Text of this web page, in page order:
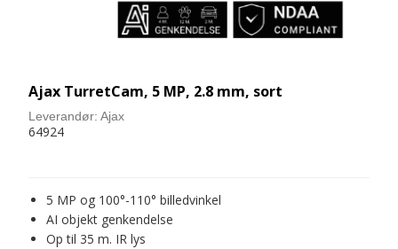
Ajax TurretCam, 5 MP, 2.8 mm, sort
Leverandør: Ajax
64924
5 MP og 100°-110° billedvinkel
AI objekt genkendelse
Op til 35 m. IR lys